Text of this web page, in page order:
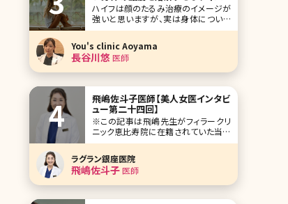
フとは
ハイフは顔のたるみ治療のイメージが
強いと思いますが、実は身体についた
脂肪を破壊しボリュームを減少させる
露出が増える季節に、体型が気になる
方や年々代謝が落ちてしまい同じ食事
や活動量でも太ってしまいお悩みの方
You's clinic Aoyama
長谷川悠 医師
飛嶋佐斗子医師【美人女医インタビ
ュー第二十四回】
※この記事は飛嶋先生がフィラークリ
ニック恵比寿院に在籍されていた当時
の記事です。 すっかり恒例になってしま
った美人女医インタビュー、今回は東
京・恵比寿にあるフィラークリニック恵
比寿院院長の飛嶋佐斗子先生です。女
医の魁（さきがけ）とも言える飛島先生
ラグラン銀座医院
飛嶋佐斗子医師